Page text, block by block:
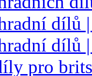
dílů |
dílů
pro